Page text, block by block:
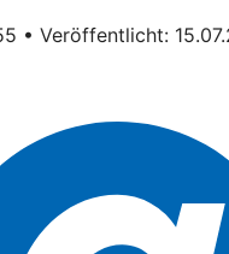
• Veröffentlicht: